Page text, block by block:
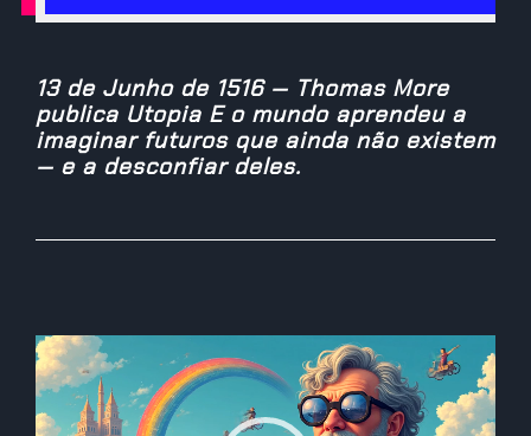
13 de Junho de 1516 — Thomas More
publica Utopia E o mundo aprendeu a
imaginar futuros que ainda não existem
— e a desconfiar deles.
Reprodutor
de
vídeo